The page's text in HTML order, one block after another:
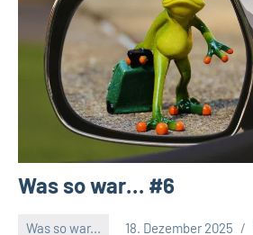
Was so war… #6
Was so war... 18. Dezember 2025